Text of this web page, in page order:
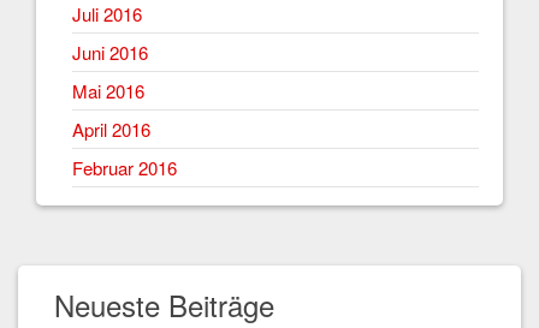
Juli 2016
Juni 2016
Mai 2016
April 2016
Februar 2016
Neueste Beiträge